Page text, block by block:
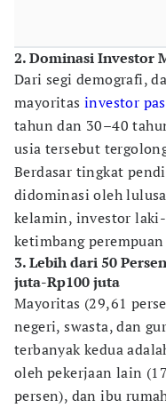
2. Dominasi Investor
Dari segi demografi,
mayoritasinvestor
tahun dan 30–40
usia tersebut
Berdasar tingkat
didominasi oleh
kelamin, investor
ketimbang
3. Lebih dari 50
juta-Rp100 juta
Mayoritas (29,61
negeri, swasta, dan
terbanyak kedua
oleh pekerjaan lain
persen), dan ibu